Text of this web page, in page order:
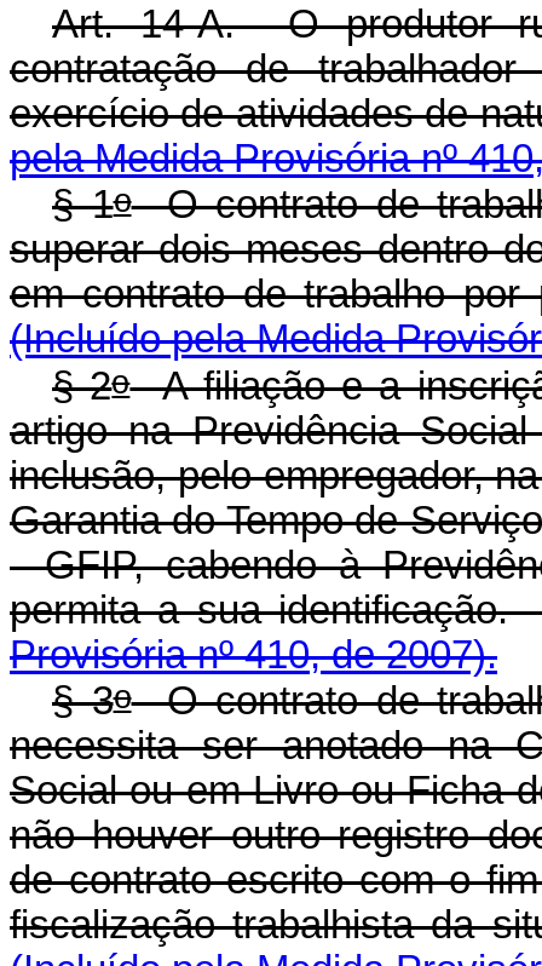
Art. 14-A. O produtor
contratação de
exercício de atividades
pela Medida Provisória nº
§ 1oO contrato de
superar dois meses dentro
em contrato de
(Incluído pela Medida
§ 2oA filiação e a
artigo na Previdência
inclusão, pelo empregador,
Garantia do Tempo de
- GFIP, cabendo à
permita a sua
Provisória nº 410, de 2007).
§ 3oO contrato de
necessita ser anotado na
Social ou em Livro ou Ficha
não houver outro registro
de contrato escrito com o
fiscalização